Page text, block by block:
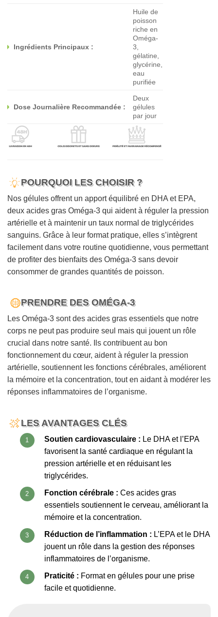
Ingrédients Principaux :
Huile de
poisson
riche en
Oméga-
3,
gélatine,
glycérine,
eau
purifiée
Dose Journalière Recommandée :
Deux
gélules
par jour
POURQUOI LES CHOISIR ?
Nos gélules offrent un apport équilibré en DHA et EPA,
deux acides gras Oméga-3 qui aident à réguler la pression
artérielle et à maintenir un taux normal de triglycérides
sanguins. Grâce à leur format pratique, elles s’intègrent
facilement dans votre routine quotidienne, vous permettant
de profiter des bienfaits des Oméga-3 sans devoir
consommer de grandes quantités de poisson.
PRENDRE DES OMÉGA-3
Les Oméga-3 sont des acides gras essentiels que notre
corps ne peut pas produire seul mais qui jouent un rôle
crucial dans notre santé. Ils contribuent au bon
fonctionnement du cœur, aident à réguler la pression
artérielle, soutiennent les fonctions cérébrales, améliorent
la mémoire et la concentration, tout en aidant à modérer les
réponses inflammatoires de l’organisme.
LES AVANTAGES CLÉS
Soutien cardiovasculaire : Le DHA et l’EPA
favorisent la santé cardiaque en régulant la
pression artérielle et en réduisant les
triglycérides.
Fonction cérébrale : Ces acides gras
essentiels soutiennent le cerveau, améliorant la
mémoire et la concentration.
Réduction de l’inflammation : L’EPA et le DHA
jouent un rôle dans la gestion des réponses
inflammatoires de l’organisme.
Praticité : Format en gélules pour une prise
facile et quotidienne.